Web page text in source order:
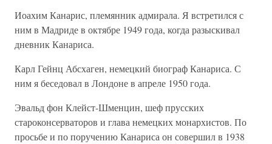
Иоахим Канарис, племянник адмирала. Я встретился с
ним в Мадриде в октябре 1949 года, когда разыскивал
дневник Канариса.
Карл Гейнц Абсхаген, немецкий биограф Канариса. С
ним я беседовал в Лондоне в апреле 1950 года.
Эвальд фон Клейст-Шменцин, шеф прусских
староконсерваторов и глава немецких монархистов. По
просьбе и по поручению Канариса он совершил в 1938